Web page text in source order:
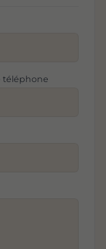
téléphone